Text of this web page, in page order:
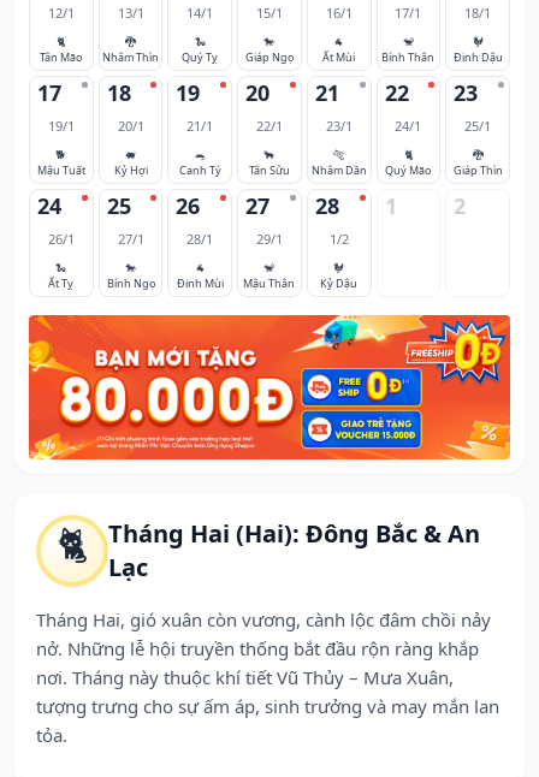
🐈
Tháng Hai (Hai): Đông Bắc & An
Lạc
Tháng Hai, gió xuân còn vương, cành lộc đâm chồi nảy
nở. Những lễ hội truyền thống bắt đầu rộn ràng khắp
nơi. Tháng này thuộc khí tiết Vũ Thủy – Mưa Xuân,
tượng trưng cho sự ấm áp, sinh trưởng và may mắn lan
tỏa.
12/1
🐈
Tân Mão
13/1
🐉
Nhâm Thìn
14/1
🐍
Quý Tỵ
15/1
🐎
Giáp Ngọ
16/1
🐐
Ất Mùi
17/1
🐒
Bính Thân
18/1
🐓
Đinh Dậu
17
19/1
🐕
Mậu Tuất
18
20/1
🐖
Kỷ Hợi
19
21/1
🐀
Canh Tý
20
22/1
🐂
Tân Sửu
21
23/1
🐅
Nhâm Dần
22
24/1
🐈
Quý Mão
23
25/1
🐉
Giáp Thìn
24
26/1
🐍
Ất Tỵ
25
27/1
🐎
Bính Ngọ
26
28/1
🐐
Đinh Mùi
27
29/1
🐒
Mậu Thân
28
1/2
🐓
Kỷ Dậu
1 2